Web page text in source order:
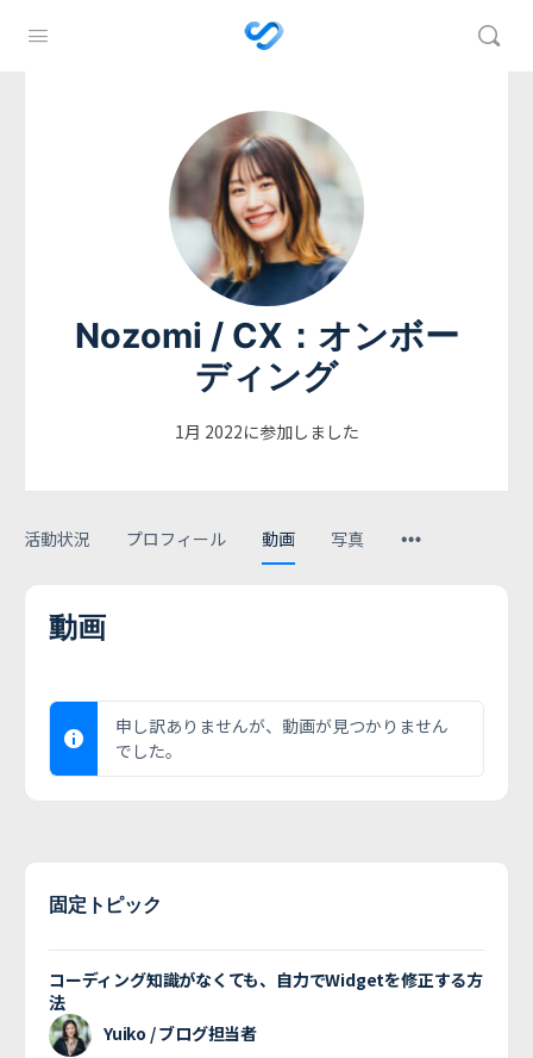
Nozomi / CX：オンボー
ディング
1月 2022に参加しました
活動状況 プロフィール 動画 写真
動画
申し訳ありませんが、動画が見つかりません
でした。
固定トピック
コーディング知識がなくても、自力でWidgetを修正する方
法
Yuiko / ブログ担当者